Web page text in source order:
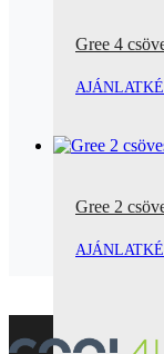
Gree 4
Gree 2